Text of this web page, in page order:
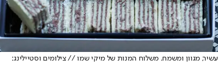
עשיר, מגוון ומשמח. משלוח המנות של מיקי שמו // צילומים וסטיילינג: